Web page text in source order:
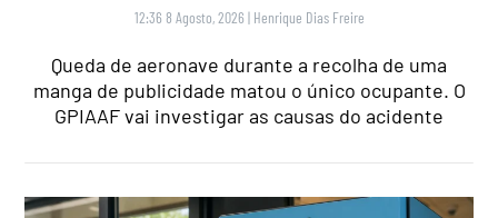
12:36 8 Agosto, 2026 | Henrique Dias Freire
Queda de aeronave durante a recolha de uma
manga de publicidade matou o único ocupante. O
GPIAAF vai investigar as causas do acidente